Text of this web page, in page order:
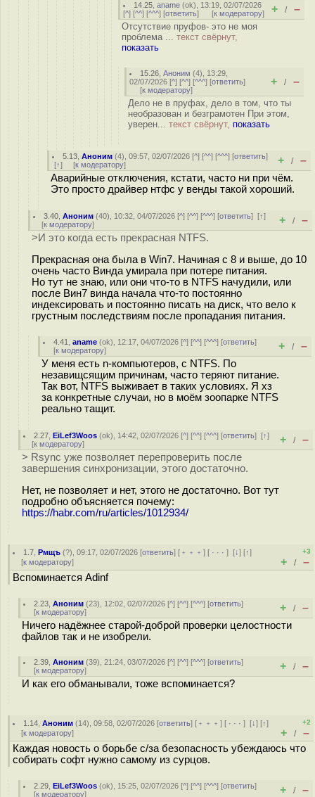
14.25 ,aname (ok), 13:19, 02/07/2026
[^] [^^] [^^^] [ответить] [к модератору] + / –
Отсутствие пруфов- это не моя
проблема ... текст свёрнут,
показать
15.26 ,Аноним (4), 13:29,
02/07/2026 [^] [^^] [^^^] [ответить]
[к модератору]
+ / –
Дело не в пруфах, дело в том, что ты
необразован и безграмотен При этом,
уверен... текст свёрнут, показать
5.13 ,Аноним (4), 09:57, 02/07/2026 [^] [^^] [^^^] [ответить]
[↑] [к модератору] + / –
Аварийные отключения, кстати, часто ни при чём.
Это просто драйвер нтфс у венды такой хороший.
3.40 ,Аноним (40), 10:32, 04/07/2026 [^] [^^] [^^^] [ответить][↑]
[к модератору] + / –
>И это когда есть прекрасная NTFS.
Прекрасная она была в Win7. Начиная с 8 и выше, до 10
очень часто Винда умирала при потере питания.
Но тут не знаю, или они что-то в NTFS начудили, или
после Вин7 винда начала что-то постоянно
индексировать и постоянно писать на диск, что вело к
грустным последствиям после пропадания питания.
4.41 ,aname (ok), 12:17, 04/07/2026 [^] [^^] [^^^] [ответить]
[к модератору] + / –
У меня есть n-компьютеров, с NTFS. По
незавищсящим причинам, часто теряют питание.
Так вот, NTFS выживает в таких условиях. Я хз
за конкретные случаи, но в моём зоопарке NTFS
реально тащит.
2.27 ,EiLef3Woos (ok), 14:42, 02/07/2026 [^] [^^] [^^^] [ответить][↑]
[к модератору] + / –
> Rsync уже позволяет перепроверить после
завершения синхронизации, этого достаточно.
Нет, не позволяет и нет, этого не достаточно. Вот тут
подробно объясняется почему:
https://habr.com/ru/articles/1012934/
1.7 ,Рмщъ (?), 09:17, 02/07/2026 [ответить] [ ﹢﹢﹢] [ · · ·][↓] [↑]
[к модератору]
+3
+ / –
Вспоминается Adinf
2.23 ,Аноним (23), 12:02, 02/07/2026 [^] [^^] [^^^] [ответить]
[к модератору] + / –
Ничего надёжнее старой-доброй проверки целостности
файлов так и не изобрели.
2.39 ,Аноним (39), 21:24, 03/07/2026 [^] [^^] [^^^] [ответить]
[к модератору] + / –
И как его обманывали, тоже вспоминается?
1.14 ,Аноним (14), 09:58, 02/07/2026 [ответить] [ ﹢﹢﹢] [ · · ·][↓] [↑]
[к модератору]
+2
+ / –
Каждая новость о борьбе с/за безопасность убеждаюсь что
собирать софт нужно самому из сурцов.
2.29 ,EiLef3Woos (ok), 15:25, 02/07/2026 [^] [^^] [^^^] [ответить]
[к модератору] + / –